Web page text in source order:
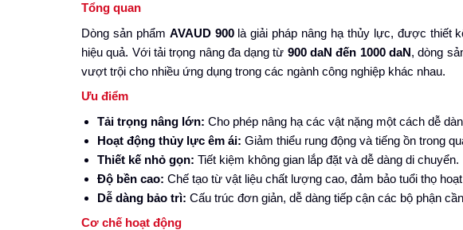
Tổng quan
Dòng sản phẩm AVAUD 900là giải pháp nâng hạ thủy lực, được thiết
hiệu quả. Với tải trọng nâng đa dạng từ 900 daN đến 1000 daN, dòng
vượt trội cho nhiều ứng dụng trong các ngành công nghiệp khác nhau.
Ưu điểm
Tải trọng nâng lớn: Cho phép nâng hạ các vật nặng một cách dễ
Hoạt động thủy lực êm ái: Giảm thiểu rung động và tiếng ồn trong
Thiết kế nhỏ gọn: Tiết kiệm không gian lắp đặt và dễ dàng di chuyển.
Độ bền cao: Chế tạo từ vật liệu chất lượng cao, đảm bảo tuổi thọ
Dễ dàng bảo trì: Cấu trúc đơn giản, dễ dàng tiếp cận các bộ phận
Cơ chế hoạt động